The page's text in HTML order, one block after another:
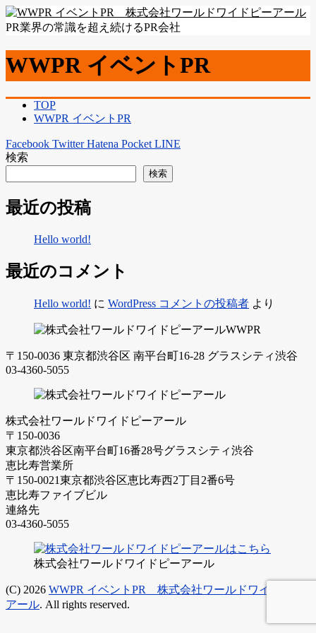
PR業界の常識を超え続けるPR会社
WWPR イベントPR
TOP
WWPR イベントPR
Facebook TwitterHatena Pocket LINE
検索
検索
最近の投稿
Hello world!
最近のコメント
Hello world! に WordPress コメントの投稿者 より
〒150-0036 東京都渋谷区 南平台町16-28 グラスシティ渋谷
03-4360-5055
株式会社ワールドワイドピーアール
〒150-0036
東京都渋谷区南平台町16番28号グラスシティ渋谷
恵比寿営業所
〒150-0021東京都渋谷区恵比寿西2丁目2番6号
恵比寿ファイブビル
連絡先
03-4360-5055
株式会社ワールドワイドピーアール
(C) 2026 WWPR イベントPR 株式会社ワールドワイドピー
アール. All rights reserved.